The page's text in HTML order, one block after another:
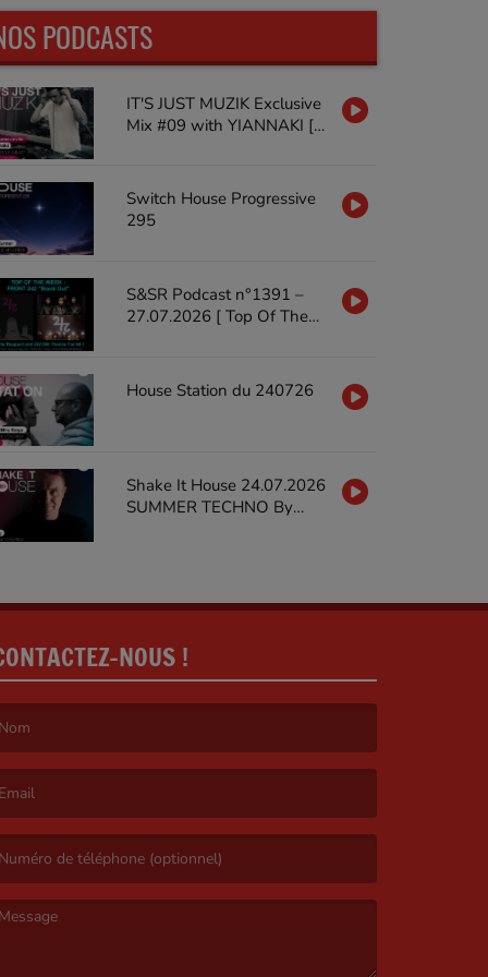
PODCASTS
IT'S JUST MUZIK Exclusive
Mix #09 with YIANNAKI [18
Switch House Progressive
295
S&SR Podcast n°1391 –
27.07.2026 [ Top Of The
House Station du 240726
Shake It House 24.07.2026
SUMMER TECHNO By
NOUS !